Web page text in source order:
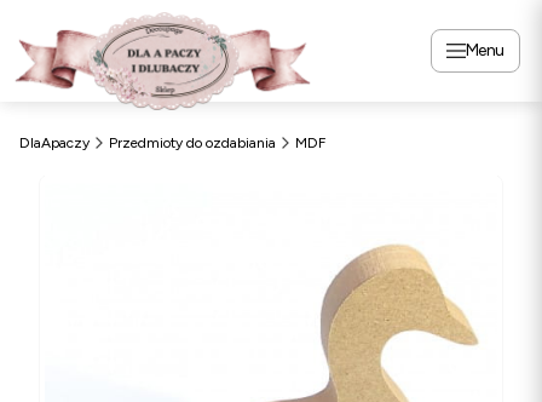
Menu
DlaApaczy Przedmioty do ozdabiania MDF